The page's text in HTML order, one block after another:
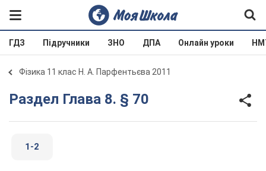
ГДЗ Підручники ЗНО ДПА Онлайн уроки
Фізика 11 клас Н. А. Парфентьєва 2011
Раздел Глава 8. § 70
1-2